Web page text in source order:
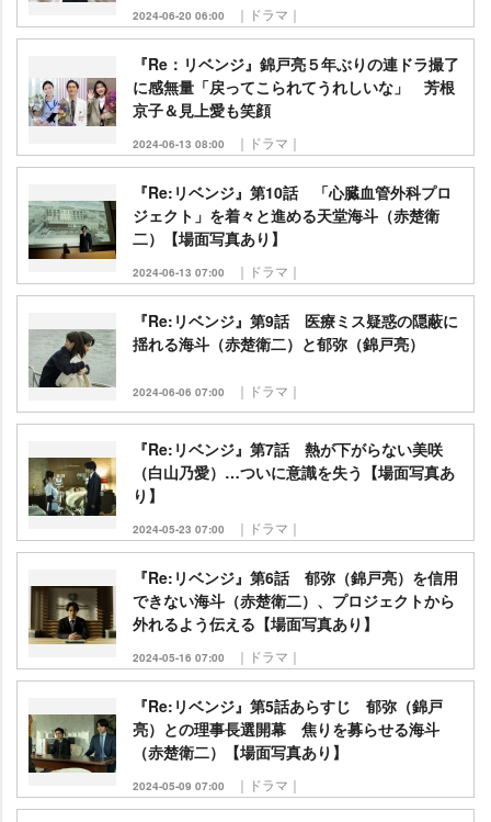
2024-06-20 06:00 ｜ドラマ｜
『Re：リベンジ』錦戸亮５年ぶりの連ドラ撮了
に感無量「戻ってこられてうれしいな」 芳根
京子＆見上愛も笑顔
2024-06-13 08:00 ｜ドラマ｜
『Re:リベンジ』第10話 「心臓血管外科プロ
ジェクト」を着々と進める天堂海斗（赤楚衛
二）【場面写真あり】
2024-06-13 07:00 ｜ドラマ｜
『Re:リベンジ』第9話 医療ミス疑惑の隠蔽に
揺れる海斗（赤楚衛二）と郁弥（錦戸亮）
2024-06-06 07:00 ｜ドラマ｜
『Re:リベンジ』第7話 熱が下がらない美咲
（白山乃愛）…ついに意識を失う【場面写真あ
り】
2024-05-23 07:00 ｜ドラマ｜
『Re:リベンジ』第6話 郁弥（錦戸亮）を信用
できない海斗（赤楚衛二）、プロジェクトから
外れるよう伝える【場面写真あり】
2024-05-16 07:00 ｜ドラマ｜
『Re:リベンジ』第5話あらすじ 郁弥（錦戸
亮）との理事長選開幕 焦りを募らせる海斗
（赤楚衛二）【場面写真あり】
2024-05-09 07:00 ｜ドラマ｜